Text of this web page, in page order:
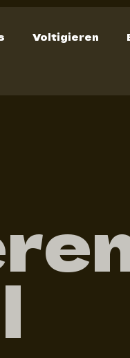
Voltigieren